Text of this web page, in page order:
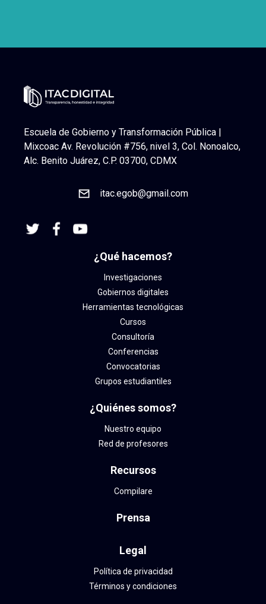
Escuela de Gobierno y Transformación Pública |
Mixcoac Av. Revolución #756, nivel 3, Col. Nonoalco,
Alc. Benito Juárez, C.P. 03700, CDMX
itac.egob@gmail.com
¿Qué hacemos?
Investigaciones
Gobiernos digitales
Herramientas tecnológicas
Cursos
Consultoría
Conferencias
Convocatorias
Grupos estudiantiles
¿Quiénes somos?
Nuestro equipo
Red de profesores
Recursos
Compilare
Prensa
Legal
Política de privacidad
Términos y condiciones